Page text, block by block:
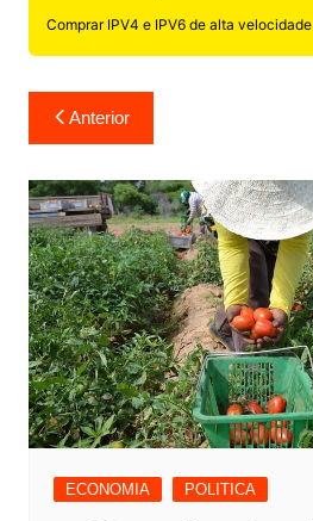
Comprar IPV4 e IPV6 de alta velocidade
Navegação
de
Post
Anterior
ECONOMIA POLITICA